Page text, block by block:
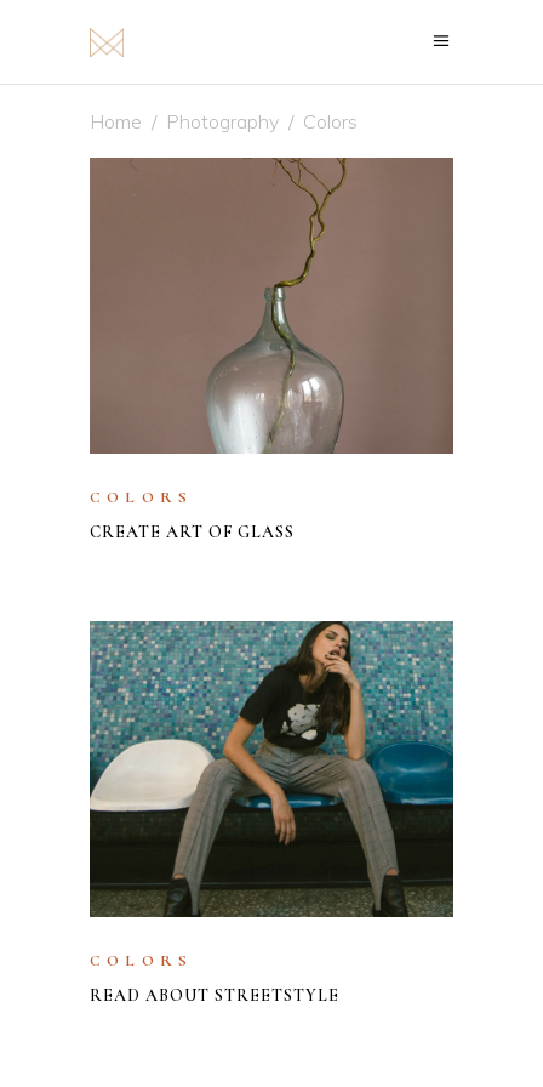
Home / Photography / Colors
COLORS
CREATE ART OF GLASS
COLORS
READ ABOUT STREETSTYLE